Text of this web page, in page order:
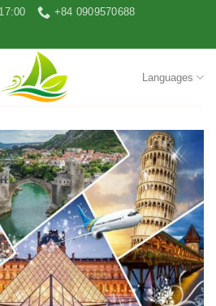
+84 0909570688
Languages